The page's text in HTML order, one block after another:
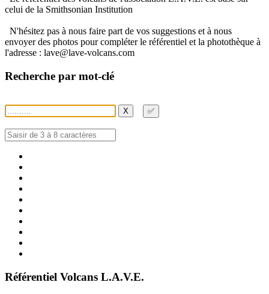
celui de la Smithsonian Institution
N'hésitez pas à nous faire part de vos suggestions et à nous
envoyer des photos pour compléter le référentiel et la photothèque à
l'adresse : lave@lave-volcans.com
Recherche par mot-clé
X ✅
Référentiel Volcans L.A.V.E.